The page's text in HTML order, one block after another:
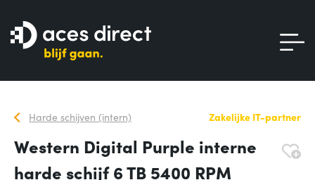
Harde schijven (intern) Zakelijke IT-partner
Western Digital Purple interne
harde schijf 6 TB 5400 RPM